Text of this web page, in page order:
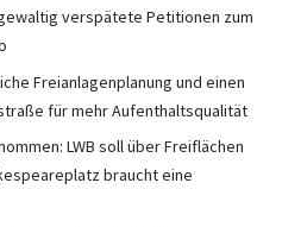
verspätete Petitionen zum
Freianlagenplanung und einen
für mehr Aufenthaltsqualität
LWB soll über Freiflächen
braucht eine